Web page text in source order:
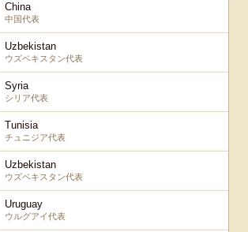
China
中国代表
Uzbekistan
ウズベキスタン代表
Syria
シリア代表
Tunisia
チュニジア代表
Uzbekistan
ウズベキスタン代表
Uruguay
ウルグアイ代表